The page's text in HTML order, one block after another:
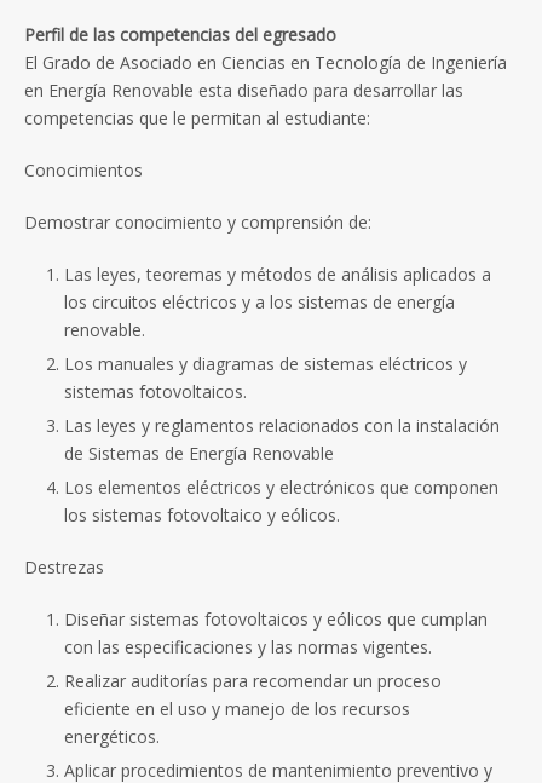
Perfil de las competencias del egresado
El Grado de Asociado en Ciencias en Tecnología de Ingeniería
en Energía Renovable esta diseñado para desarrollar las
competencias que le permitan al estudiante:
Conocimientos
Demostrar conocimiento y comprensión de:
Las leyes, teoremas y métodos de análisis aplicados a
los circuitos eléctricos y a los sistemas de energía
renovable.
Los manuales y diagramas de sistemas eléctricos y
sistemas fotovoltaicos.
Las leyes y reglamentos relacionados con la instalación
de Sistemas de Energía Renovable
Los elementos eléctricos y electrónicos que componen
los sistemas fotovoltaico y eólicos.
Destrezas
Diseñar sistemas fotovoltaicos y eólicos que cumplan
con las especificaciones y las normas vigentes.
Realizar auditorías para recomendar un proceso
eficiente en el uso y manejo de los recursos
energéticos.
Aplicar procedimientos de mantenimiento preventivo y